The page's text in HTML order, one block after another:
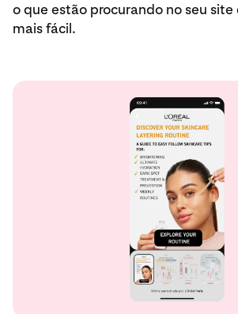
o que estão procurando no seu
mais fácil.